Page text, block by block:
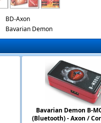
BD-Axon
Bavarian Demon
Bavarian Demon B-
(Bluetooth) - Axon /